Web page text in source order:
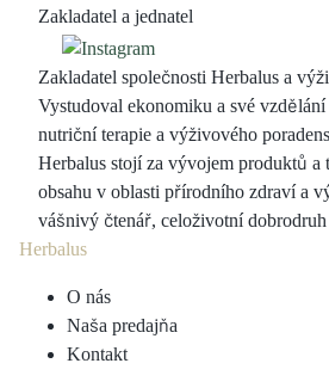
Zakladatel a jednatel
Zakladatel společnosti Herbalus a
Vystudoval ekonomiku a své
nutriční terapie a výživového
Herbalus stojí za vývojem produktů a
obsahu v oblasti přírodního zdraví a
vášnivý čtenář, celoživotní
Herbalus
O nás
Naša predajňa
Kontakt